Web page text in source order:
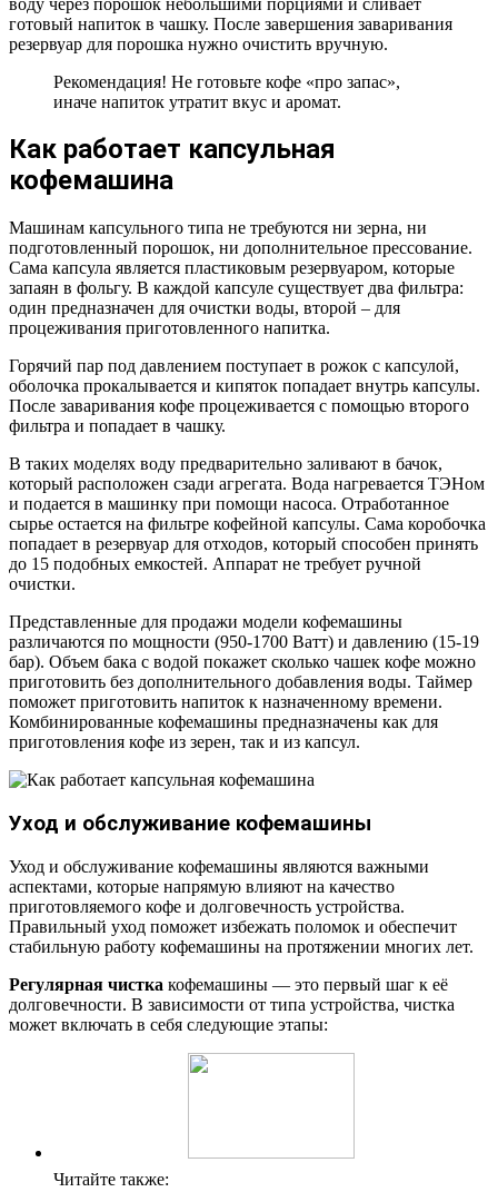
готовый напиток в чашку. После завершения заваривания
резервуар для порошка нужно очистить вручную.
Рекомендация! Не готовьте кофе «про запас»,
иначе напиток утратит вкус и аромат.
Как работает капсульная
кофемашина
Машинам капсульного типа не требуются ни зерна, ни
подготовленный порошок, ни дополнительное прессование.
Сама капсула является пластиковым резервуаром, которые
запаян в фольгу. В каждой капсуле существует два фильтра:
один предназначен для очистки воды, второй – для
процеживания приготовленного напитка.
Горячий пар под давлением поступает в рожок с капсулой,
оболочка прокалывается и кипяток попадает внутрь капсулы.
После заваривания кофе процеживается с помощью второго
фильтра и попадает в чашку.
В таких моделях воду предварительно заливают в бачок,
который расположен сзади агрегата. Вода нагревается ТЭНом
и подается в машинку при помощи насоса. Отработанное
сырье остается на фильтре кофейной капсулы. Сама коробочка
попадает в резервуар для отходов, который способен принять
до 15 подобных емкостей. Аппарат не требует ручной
очистки.
Представленные для продажи модели кофемашины
различаются по мощности (950-1700 Ватт) и давлению (15-19
бар). Объем бака с водой покажет сколько чашек кофе можно
приготовить без дополнительного добавления воды. Таймер
поможет приготовить напиток к назначенному времени.
Комбинированные кофемашины предназначены как для
приготовления кофе из зерен, так и из капсул.
Уход и обслуживание кофемашины
Уход и обслуживание кофемашины являются важными
аспектами, которые напрямую влияют на качество
приготовляемого кофе и долговечность устройства.
Правильный уход поможет избежать поломок и обеспечит
стабильную работу кофемашины на протяжении многих лет.
Регулярная чистка кофемашины — это первый шаг к её
долговечности. В зависимости от типа устройства, чистка
может включать в себя следующие этапы:
Читайте также: